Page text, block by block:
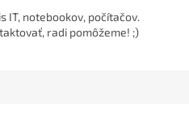
IT, notebookov, počítačov.
radi pomôžeme! ;)